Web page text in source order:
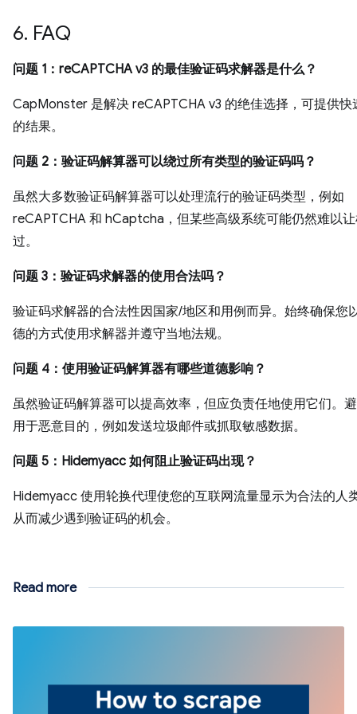
6. FAQ
问题 1：reCAPTCHA v3 的最佳验证码求解器是什么？
CapMonster 是解决 reCAPTCHA v3 的绝佳选择，可提供快
的结果。
问题 2：验证码解算器可以绕过所有类型的验证码吗？
虽然大多数验证码解算器可以处理流行的验证码类型，例如
reCAPTCHA 和 hCaptcha，但某些高级系统可能仍然难以
过。
问题 3：验证码求解器的使用合法吗？
验证码求解器的合法性因国家/地区和用例而异。始终确保您
德的方式使用求解器并遵守当地法规。
问题 4：使用验证码解算器有哪些道德影响？
虽然验证码解算器可以提高效率，但应负责任地使用它们。
用于恶意目的，例如发送垃圾邮件或抓取敏感数据。
问题 5：Hidemyacc 如何阻止验证码出现？
Hidemyacc 使用轮换代理使您的互联网流量显示为合法的人
从而减少遇到验证码的机会。
Read more